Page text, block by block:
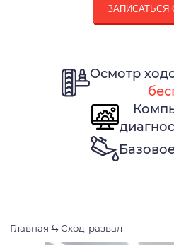
ЗАПИСАТЬСЯ
Осмотр
Главная ⇆ Сход-развал